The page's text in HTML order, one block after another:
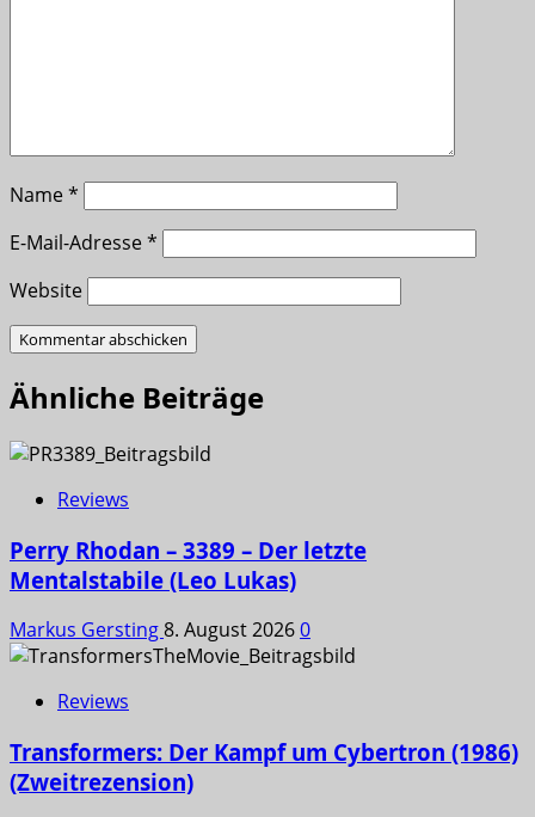
Name*
E-Mail-Adresse*
Website
Ähnliche Beiträge
Reviews
Perry Rhodan – 3389 – Der letzte
Mentalstabile (Leo Lukas)
Markus Gersting8. August 20260
Reviews
Transformers: Der Kampf um Cybertron (1986)
(Zweitrezension)